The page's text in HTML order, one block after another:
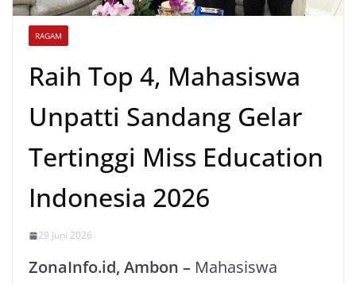
RAGAM
Raih Top 4, Mahasiswa
Unpatti Sandang Gelar
Tertinggi Miss Education
Indonesia 2026
29 Juni 2026
ZonaInfo.id, Ambon – Mahasiswa